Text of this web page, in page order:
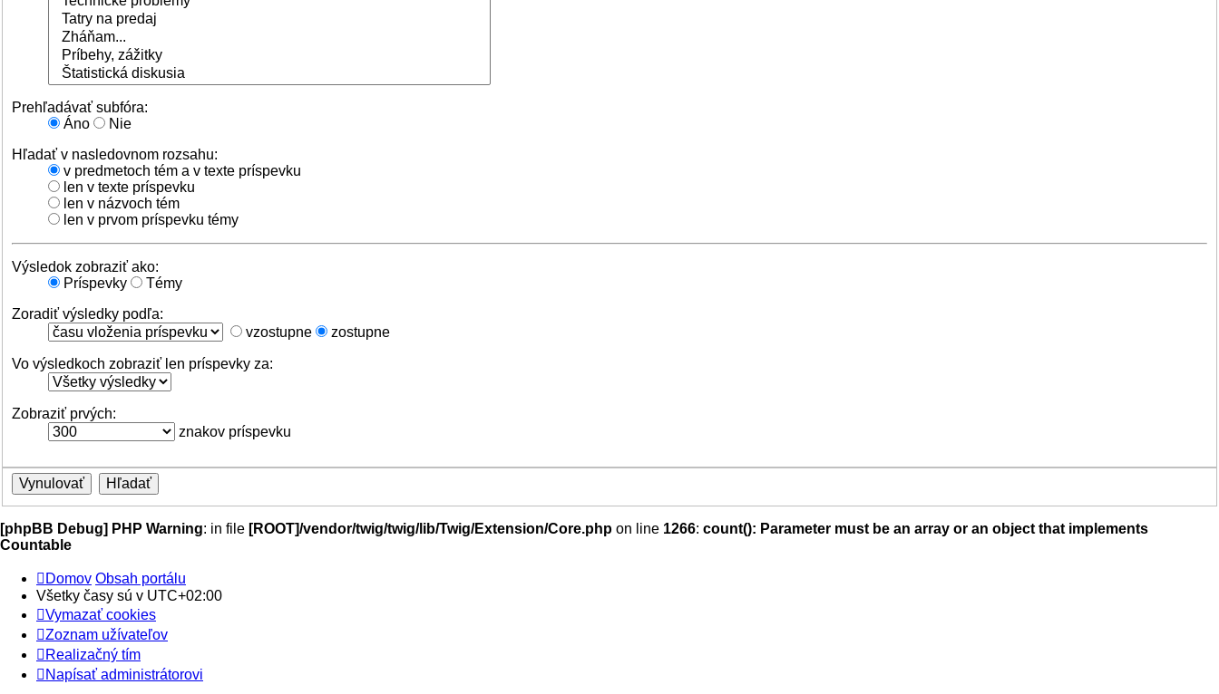
Prehľadávať subfóra:
Áno
Nie
Hľadať v nasledovnom rozsahu:
v predmetoch tém a v texte príspevku
len v texte príspevku
len v názvoch tém
len v prvom príspevku témy
Výsledok zobraziť ako:
Príspevky
Témy
Zoradiť výsledky podľa:
vzostupne
zostupne
Vo výsledkoch zobraziť len príspevky za:
Zobraziť prvých:
znakov príspevku
[phpBB Debug] PHP Warning: in file [ROOT]/vendor/twig/twig/lib/Twig/Extension/Core.php on line 1266: count(): Parameter must be an array or an object that implements
Countable
Domov Obsah portálu
Všetky časy sú v UTC+02:00
Vymazať cookies
Zoznam užívateľov
Realizačný tím
Napísať administrátorovi